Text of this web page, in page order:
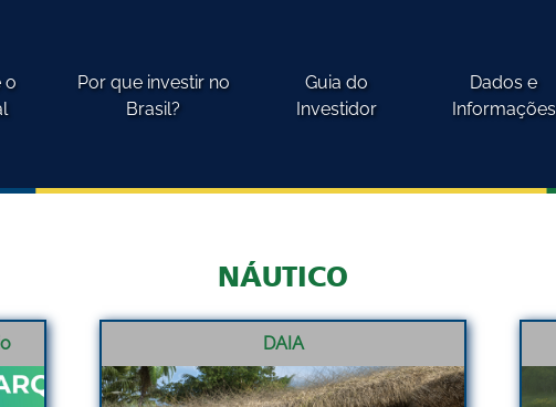
o
Por que investir no
Brasil?
Guia do
Investidor
Dados e
Informações
NÁUTICO
DAIA